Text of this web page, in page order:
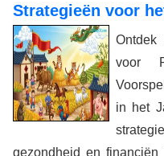
Strategieën voor
voor
in het
gezondheid en